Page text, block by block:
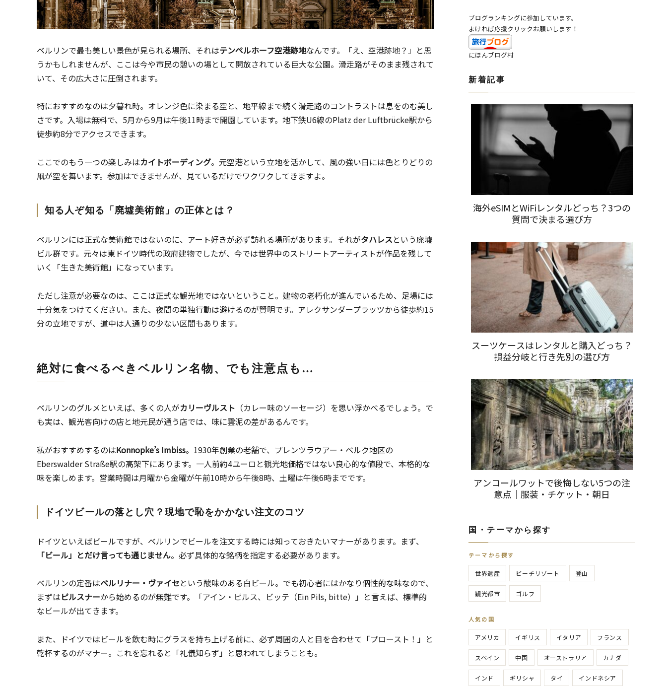
ベルリンで最も美しい景色が見られる場所、それはテンペルホーフ空港跡地なんです。「え、空港跡地？」と思
うかもしれませんが、ここは今や市民の憩いの場として開放されている巨大な公園。滑走路がそのまま残されて
いて、その広大さに圧倒されます。
特におすすめなのは夕暮れ時。オレンジ色に染まる空と、地平線まで続く滑走路のコントラストは息をのむ美し
さです。入場は無料で、5月から9月は午後11時まで開園しています。地下鉄U6線のPlatz der Luftbrücke駅から
徒歩約8分でアクセスできます。
ここでのもう一つの楽しみはカイトボーディング。元空港という立地を活かして、風の強い日には色とりどりの
凧が空を舞います。参加はできませんが、見ているだけでワクワクしてきますよ。
知る人ぞ知る「廃墟美術館」の正体とは？
ベルリンには正式な美術館ではないのに、アート好きが必ず訪れる場所があります。それがタハレスという廃墟
ビル群です。元々は東ドイツ時代の政府建物でしたが、今では世界中のストリートアーティストが作品を残して
いく「生きた美術館」になっています。
ただし注意が必要なのは、ここは正式な観光地ではないということ。建物の老朽化が進んでいるため、足場には
十分気をつけてください。また、夜間の単独行動は避けるのが賢明です。アレクサンダープラッツから徒歩約15
分の立地ですが、道中は人通りの少ない区間もあります。
絶対に食べるべきベルリン名物、でも注意点も…
ベルリンのグルメといえば、多くの人がカリーヴルスト （カレー味のソーセージ）を思い浮かべるでしょう。で
も実は、観光客向けの店と地元民が通う店では、味に雲泥の差があるんです。
私がおすすめするのはKonnopke’s Imbiss。1930年創業の老舗で、プレンツラウアー・ベルク地区の
Eberswalder Straße駅の高架下にあります。一人前約4ユーロと観光地価格ではない良心的な値段で、本格的な
味を楽しめます。営業時間は月曜から金曜が午前10時から午後8時、土曜は午後6時までです。
ドイツビールの落とし穴？現地で恥をかかない注文のコツ
ドイツといえばビールですが、ベルリンでビールを注文する時には知っておきたいマナーがあります。まず、
「ビール」とだけ言っても通じません。必ず具体的な銘柄を指定する必要があります。
ベルリンの定番はベルリナー・ヴァイセという酸味のある白ビール。でも初心者にはかなり個性的な味なので、
まずはピルスナーから始めるのが無難です。「アイン・ピルス、ビッテ（Ein Pils, bitte）」と言えば、標準的
なビールが出てきます。
また、ドイツではビールを飲む時にグラスを持ち上げる前に、必ず周囲の人と目を合わせて「プロースト！」と
乾杯するのがマナー。これを忘れると「礼儀知らず」と思われてしまうことも。
ブログランキングに参加しています。
よければ応援クリックお願いします！
にほんブログ村
新着記事
海外eSIMとWiFiレンタルどっち？3つの
質問で決まる選び方
スーツケースはレンタルと購入どっち？
損益分岐と行き先別の選び方
アンコールワットで後悔しない5つの注
意点｜服装・チケット・朝日
国・テーマから探す
テーマから探す
世界遺産 ビーチリゾート 登山
観光都市 ゴルフ
人気の国
アメリカ イギリス イタリア フランス
スペイン 中国 オーストラリア カナダ
インド ギリシャ タイ インドネシア